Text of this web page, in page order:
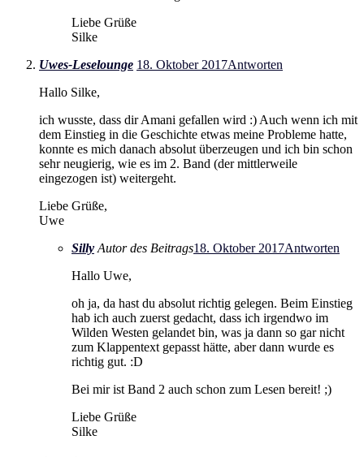
Liebe Grüße
Silke
Uwes-Leselounge 18. Oktober 2017Antworten
Hallo Silke,
ich wusste, dass dir Amani gefallen wird :) Auch wenn ich mit
dem Einstieg in die Geschichte etwas meine Probleme hatte,
konnte es mich danach absolut überzeugen und ich bin schon
sehr neugierig, wie es im 2. Band (der mittlerweile
eingezogen ist) weitergeht.
Liebe Grüße,
Uwe
Silly Autor des Beitrags18. Oktober 2017Antworten
Hallo Uwe,
oh ja, da hast du absolut richtig gelegen. Beim Einstieg
hab ich auch zuerst gedacht, dass ich irgendwo im
Wilden Westen gelandet bin, was ja dann so gar nicht
zum Klappentext gepasst hätte, aber dann wurde es
richtig gut. :D
Bei mir ist Band 2 auch schon zum Lesen bereit! ;)
Liebe Grüße
Silke